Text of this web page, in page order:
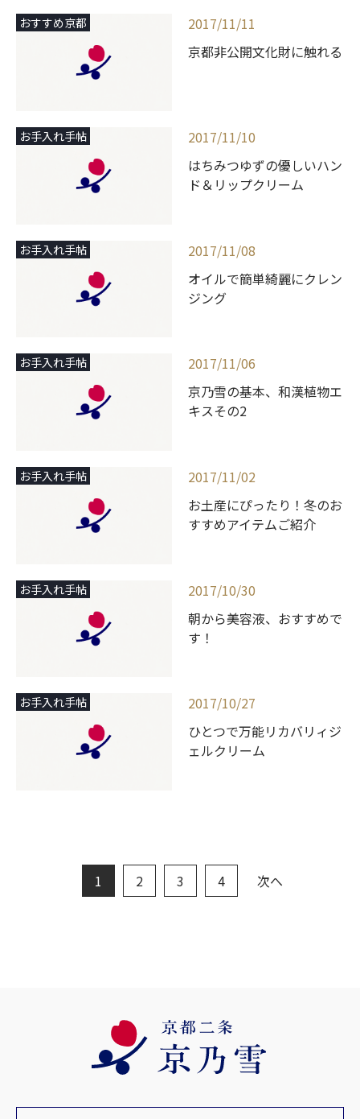
おすすめ京都
2017/11/11
京都非公開文化財に触れる
お手入れ手帖
2017/11/10
はちみつゆずの優しいハン
ド＆リップクリーム
お手入れ手帖
2017/11/08
オイルで簡単綺麗にクレン
ジング
お手入れ手帖
2017/11/06
京乃雪の基本、和漢植物エ
キスその2
お手入れ手帖
2017/11/02
お土産にぴったり！冬のお
すすめアイテムご紹介
お手入れ手帖
2017/10/30
朝から美容液、おすすめで
す！
お手入れ手帖
2017/10/27
ひとつで万能リカバリィジ
ェルクリーム
1 2 3 4 次へ